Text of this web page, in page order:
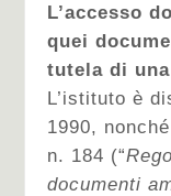
L’accesso
quei
tutela di
L’istituto è
1990,
n. 184 (“
documenti